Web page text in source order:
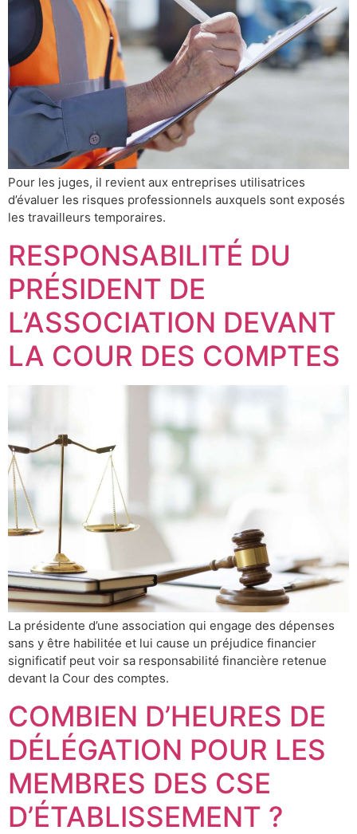
Pour les juges, il revient aux entreprises utilisatrices
d’évaluer les risques professionnels auxquels sont exposés
les travailleurs temporaires.
RESPONSABILITÉ DU
PRÉSIDENT DE
L’ASSOCIATION DEVANT
LA COUR DES COMPTES
La présidente d’une association qui engage des dépenses
sans y être habilitée et lui cause un préjudice financier
significatif peut voir sa responsabilité financière retenue
devant la Cour des comptes.
COMBIEN D’HEURES DE
DÉLÉGATION POUR LES
MEMBRES DES CSE
D’ÉTABLISSEMENT ?